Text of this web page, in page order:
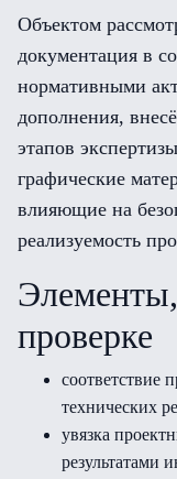
Объектом
документация в
нормативными
дополнения,
этапов
графические
влияющие на
реализуемость
проверке
соответствие
технических
увязка
результатами